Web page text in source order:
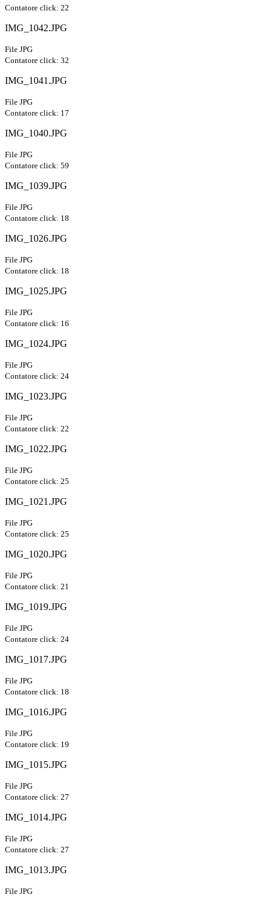
Contatore click: 22
IMG_1042.JPG
File JPG
Contatore click: 32
IMG_1041.JPG
File JPG
Contatore click: 17
IMG_1040.JPG
File JPG
Contatore click: 59
IMG_1039.JPG
File JPG
Contatore click: 18
IMG_1026.JPG
File JPG
Contatore click: 18
IMG_1025.JPG
File JPG
Contatore click: 16
IMG_1024.JPG
File JPG
Contatore click: 24
IMG_1023.JPG
File JPG
Contatore click: 22
IMG_1022.JPG
File JPG
Contatore click: 25
IMG_1021.JPG
File JPG
Contatore click: 25
IMG_1020.JPG
File JPG
Contatore click: 21
IMG_1019.JPG
File JPG
Contatore click: 24
IMG_1017.JPG
File JPG
Contatore click: 18
IMG_1016.JPG
File JPG
Contatore click: 19
IMG_1015.JPG
File JPG
Contatore click: 27
IMG_1014.JPG
File JPG
Contatore click: 27
IMG_1013.JPG
File JPG